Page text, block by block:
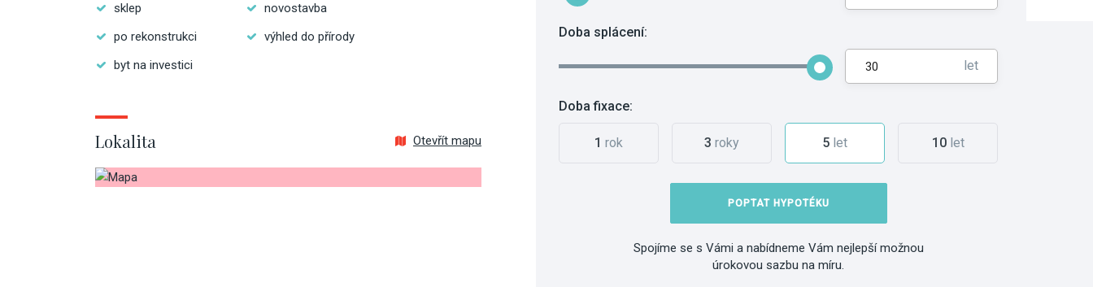
Doba splácení:
let
Doba fixace:
1 rok 3 roky 5 let 10let
POPTAT HYPOTÉKU
Spojíme se s Vámi a nabídneme Vám nejlepší možnou
úrokovou sazbu na míru.
sklep
novostavba
po rekonstrukci
výhled do přírody
byt na investici
Lokalita Otevřít mapu